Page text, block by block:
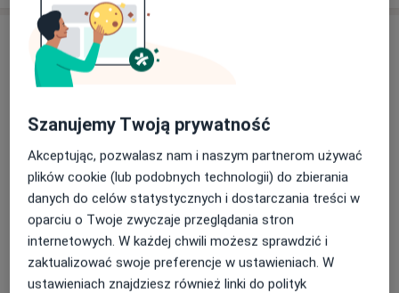
Aktualności
mgr Wojciech Lorenc
Wielicka 76, 30-552 Kraków
Jeśli potrzebujesz pomocy
osteopatycznej/fizjoterapeutycznej - zapraszam
24/02/2025
Szanujemy Twoją prywatność
Akceptując, pozwalasz nam i naszym partnerom używać
plików cookie (lub podobnych technologii) do zbierania
danych do celów statystycznych i dostarczania treści w
oparciu o Twoje zwyczaje przeglądania stron
internetowych. W każdej chwili możesz sprawdzić i
zaktualizować swoje preferencje w ustawieniach. W
ustawieniach znajdziesz również linki do polityk